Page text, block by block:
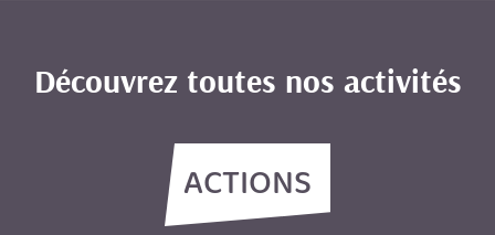
Découvrez toutes nos activités
ACTIONS